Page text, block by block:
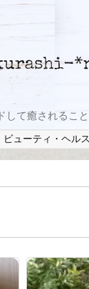
して癒されるこ
ビューティ・ヘルス